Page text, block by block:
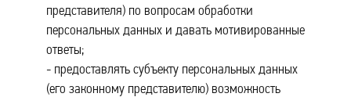
представителя) по вопросам обработки
персональных данных и давать мотивированные
ответы;
- предоставлять субъекту персональных данных
(его законному представителю) возможность